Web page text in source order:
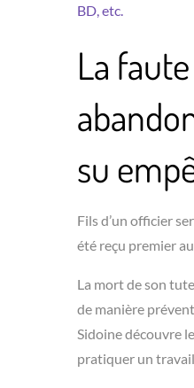
BD, etc.
La
su
Fils d’un officier
été reçu premier
La mort de son
de manière
Sidoine découvre
pratiquer un